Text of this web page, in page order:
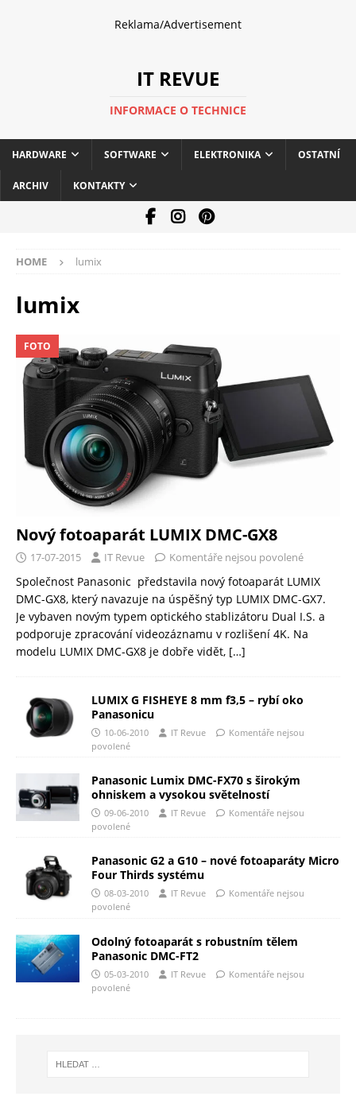
Reklama/Advertisement
IT REVUE
INFORMACE O TECHNICE
HARDWARE SOFTWARE ELEKTRONIKA OSTATNÍ
ARCHIV KONTAKTY
HOME lumix
lumix
FOTO
Nový fotoaparát LUMIX DMC-GX8
17-07-2015 IT Revue Komentáře nejsou povolené
Společnost Panasonic představila nový fotoaparát LUMIX
DMC-GX8, který navazuje na úspěšný typ LUMIX DMC-GX7.
Je vybaven novým typem optického stablizátoru Dual I.S. a
podporuje zpracování videozáznamu v rozlišení 4K. Na
modelu LUMIX DMC-GX8 je dobře vidět, […]
LUMIX G FISHEYE 8 mm f3,5 – rybí oko
Panasonicu
10-06-2010 IT Revue
Komentáře nejsou
povolené
Panasonic Lumix DMC-FX70 s širokým
ohniskem a vysokou světelností
09-06-2010 IT Revue
Komentáře nejsou
povolené
Panasonic G2 a G10 – nové fotoaparáty Micro
Four Thirds systému
08-03-2010 IT Revue
Komentáře nejsou
povolené
Odolný fotoaparát s robustním tělem
Panasonic DMC-FT2
05-03-2010 IT Revue
Komentáře nejsou
povolené